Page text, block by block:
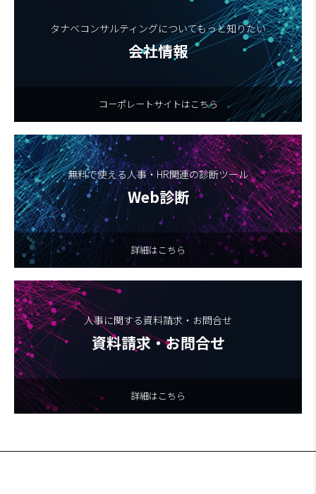
タナベコンサルティングについてもっと知りたい
会社情報
コーポレートサイトはこちら
無料で使える人事・HR関連の診断ツール
Web診断
詳細はこちら
人事に関する資料請求・お問合せ
資料請求・お問合せ
詳細はこちら